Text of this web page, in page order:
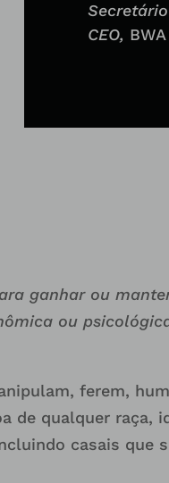
CEO, BWA
ganhar ou
ou
ferem,
de qualquer raça,
casais que